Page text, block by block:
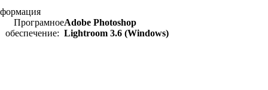
Програмное
обеспечение:
Adobe Photoshop
Lightroom 3.6 (Windows)